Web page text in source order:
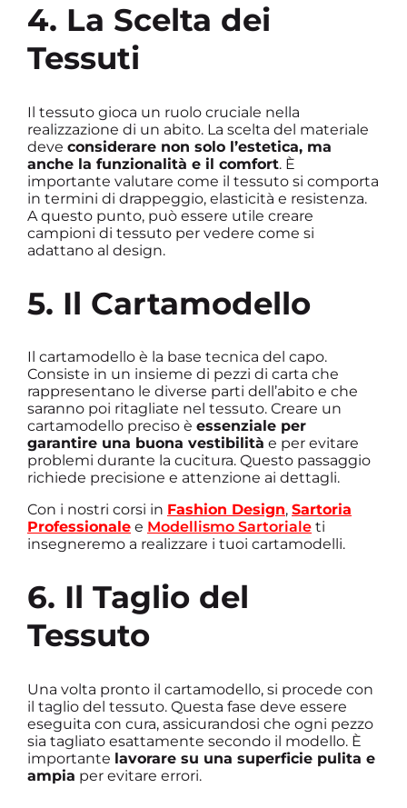
4. La Scelta dei
Tessuti
Il tessuto gioca un ruolo cruciale nella
realizzazione di un abito. La scelta del materiale
deve considerare non solo l’estetica, ma
anche la funzionalità e il comfort. È
importante valutare come il tessuto si comporta
in termini di drappeggio, elasticità e resistenza.
A questo punto, può essere utile creare
campioni di tessuto per vedere come si
adattano al design.
5. Il Cartamodello
Il cartamodello è la base tecnica del capo.
Consiste in un insieme di pezzi di carta che
rappresentano le diverse parti dell’abito e che
saranno poi ritagliate nel tessuto. Creare un
cartamodello preciso è essenziale per
garantire una buona vestibilità e per evitare
problemi durante la cucitura. Questo passaggio
richiede precisione e attenzione ai dettagli.
Con i nostri corsi in Fashion Design, Sartoria
Professionale e Modellismo Sartoriale ti
insegneremo a realizzare i tuoi cartamodelli.
6. Il Taglio del
Tessuto
Una volta pronto il cartamodello, si procede con
il taglio del tessuto. Questa fase deve essere
eseguita con cura, assicurandosi che ogni pezzo
sia tagliato esattamente secondo il modello. È
importante lavorare su una superficie pulita e
ampia per evitare errori.